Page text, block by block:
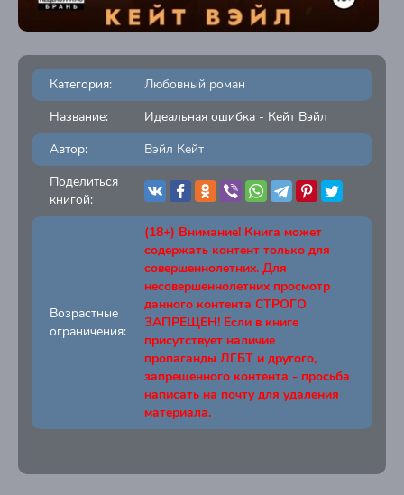
Категория:
Любовный роман
Название:
Идеальная ошибка - Кейт Вэйл
Автор:
Вэйл Кейт
Поделиться
книгой:
Возрастные
ограничения:
(18+) Внимание! Книга может
содержать контент только для
совершеннолетних. Для
несовершеннолетних просмотр
данного контента СТРОГО
ЗАПРЕЩЕН! Если в книге
присутствует наличие
пропаганды ЛГБТ и другого,
запрещенного контента - просьба
написать на почту для удаления
материала.